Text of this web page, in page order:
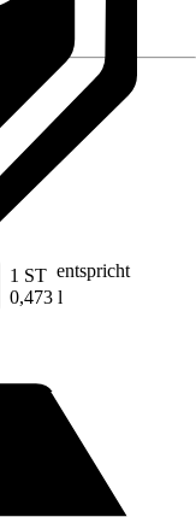
1 ST entspricht
0,473 l